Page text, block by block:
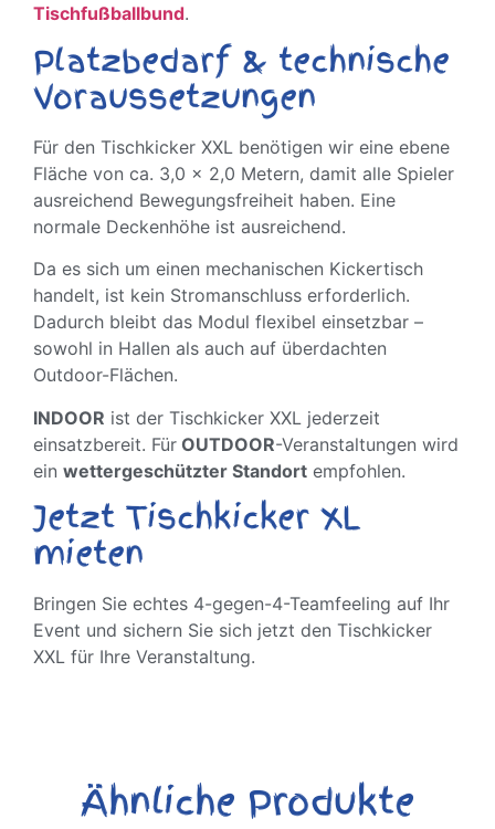
Tischfußballbund.
Platzbedarf & technische
Voraussetzungen
Für den Tischkicker XXL benötigen wir eine ebene
Fläche von ca. 3,0 x 2,0 Metern, damit alle Spieler
ausreichend Bewegungsfreiheit haben. Eine
normale Deckenhöhe ist ausreichend.
Da es sich um einen mechanischen Kickertisch
handelt, ist kein Stromanschluss erforderlich.
Dadurch bleibt das Modul flexibel einsetzbar –
sowohl in Hallen als auch auf überdachten
Outdoor-Flächen.
INDOOR ist der Tischkicker XXL jederzeit
einsatzbereit. Für OUTDOOR-Veranstaltungen wird
ein wettergeschützter Standort empfohlen.
Jetzt Tischkicker XL
mieten
Bringen Sie echtes 4-gegen-4-Teamfeeling auf Ihr
Event und sichern Sie sich jetzt den Tischkicker
XXL für Ihre Veranstaltung.
Ähnliche Produkte